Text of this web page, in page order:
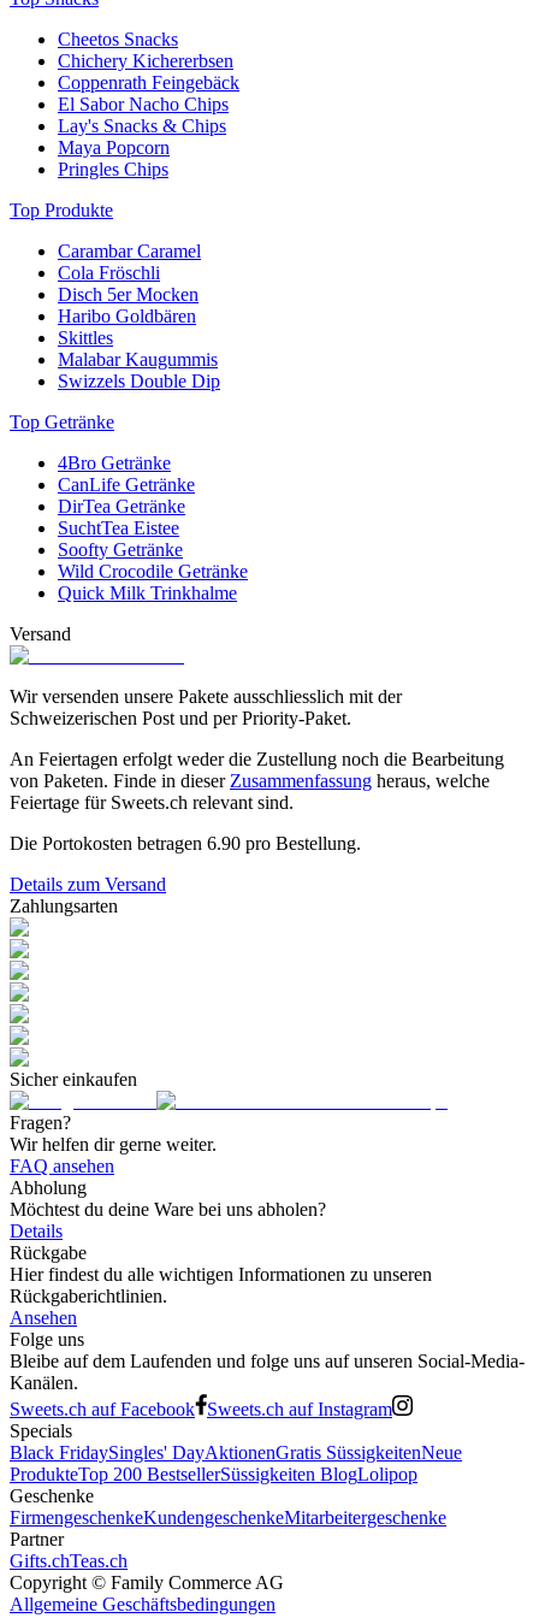
Cheetos Snacks
Chichery Kichererbsen
Coppenrath Feingebäck
El Sabor Nacho Chips
Lay's Snacks & Chips
Maya Popcorn
Pringles Chips
Top Produkte
Carambar Caramel
Cola Fröschli
Disch 5er Mocken
Haribo Goldbären
Skittles
Malabar Kaugummis
Swizzels Double Dip
Top Getränke
4Bro Getränke
CanLife Getränke
DirTea Getränke
SuchtTea Eistee
Soofty Getränke
Wild Crocodile Getränke
Quick Milk Trinkhalme
Versand
Wir versenden unsere Pakete ausschliesslich mit der
Schweizerischen Post und per Priority-Paket.
An Feiertagen erfolgt weder die Zustellung noch die Bearbeitung
von Paketen. Finde in dieser Zusammenfassung heraus, welche
Feiertage für Sweets.ch relevant sind.
Die Portokosten betragen 6.90 pro Bestellung.
Details zum Versand
Zahlungsarten
Sicher einkaufen
Fragen?
Wir helfen dir gerne weiter.
FAQ ansehen
Abholung
Möchtest du deine Ware bei uns abholen?
Details
Rückgabe
Hier findest du alle wichtigen Informationen zu unseren
Rückgaberichtlinien.
Ansehen
Folge uns
Bleibe auf dem Laufenden und folge uns auf unseren Social-Media-
Kanälen.
Sweets.ch auf Facebook
Sweets.ch auf Instagram
Specials
Black FridaySingles' DayAktionenGratis SüssigkeitenNeue
ProdukteTop 200 BestsellerSüssigkeiten BlogLolipop
Geschenke
FirmengeschenkeKundengeschenkeMitarbeitergeschenke
Partner
Gifts.chTeas.ch
Copyright © Family Commerce AG
Allgemeine Geschäftsbedingungen